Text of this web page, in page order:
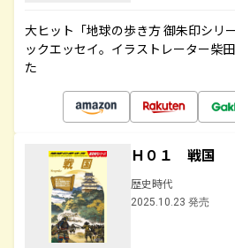
大ヒット「地球の歩き方 御朱印シリ
ックエッセイ。イラストレーター柴
た
Ｈ０１ 戦国
歴史時代
2025.10.23 発売